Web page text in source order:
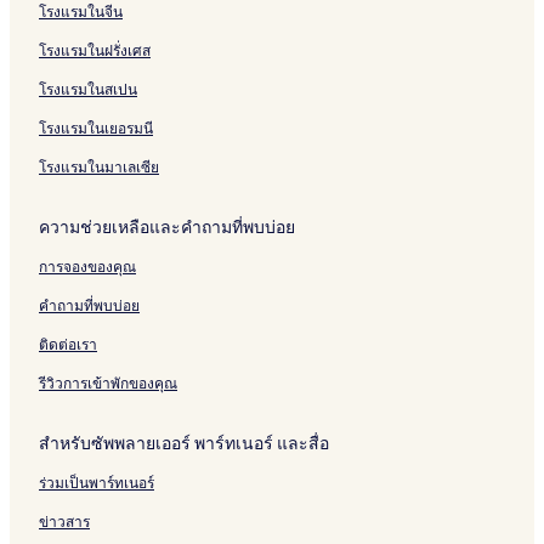
โรงแรมในจีน
โรงแรมในฝรั่งเศส
โรงแรมในสเปน
โรงแรมในเยอรมนี
โรงแรมในมาเลเซีย
ความช่วยเหลือและคำถามที่พบบ่อย
การจองของคุณ
คำถามที่พบบ่อย
ติดต่อเรา
รีวิวการเข้าพักของคุณ
สำหรับซัพพลายเออร์ พาร์ทเนอร์ และสื่อ
ร่วมเป็นพาร์ทเนอร์
ข่าวสาร